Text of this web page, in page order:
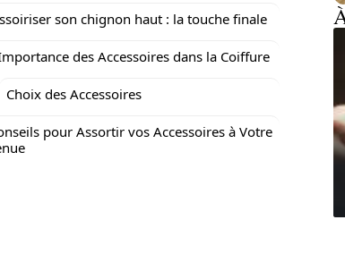
son chignon haut : la touche finale
des Accessoires dans la Coiffure
Choix des Accessoires
pour Assortir vos Accessoires à Votre